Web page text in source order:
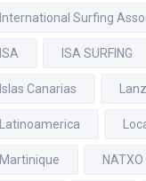
International Surfing
ISA ISA SURFING
Islas Canarias
Latinoamerica
Martinique